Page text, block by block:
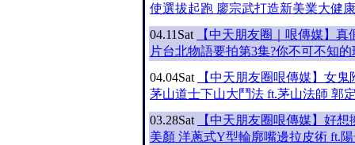
使選拔起跑 廖宗武打造新美業大健
04.11Sat
【中天朋友圈｜哏傳媒】真
片台北物語要拍第3集?你不可不知
04.04Sat
【中天朋友圈哏傳媒】女
茅山道士下山大鬥法 ft.茅山法師 郭
03.28Sat
【中天朋友圈哏傳媒】好
美顏 洋蔥式Y型輪廓嘴邊拉皮術 ft.